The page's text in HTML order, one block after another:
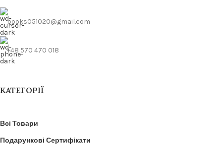
books051020@gmail.com
+48 570 470 018
КАТЕГОРІЇ
Всі Товари
Подарункові Сертифікати